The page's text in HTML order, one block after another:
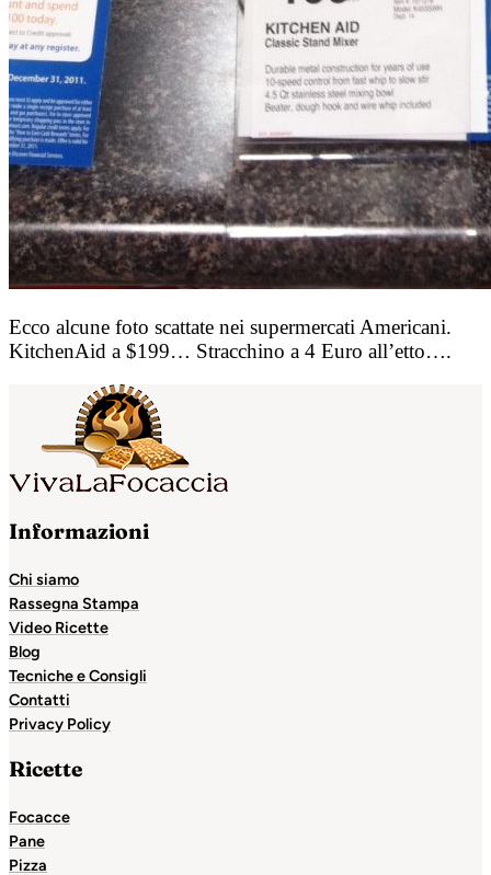
Ecco alcune foto scattate nei supermercati Americani.
KitchenAid a $199… Stracchino a 4 Euro all’etto….
Informazioni
Chi siamo
Rassegna Stampa
Video Ricette
Blog
Tecniche e Consigli
Contatti
Privacy Policy
Ricette
Focacce
Pane
Pizza